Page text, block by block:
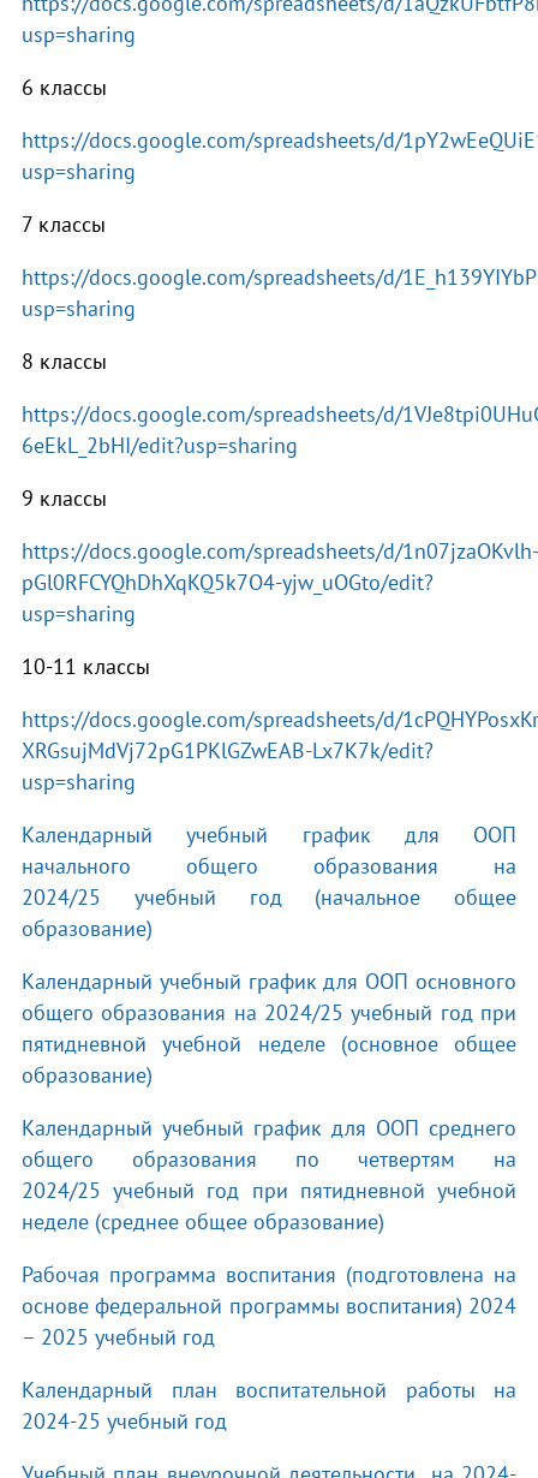
usp=sharing
6 классы
https://docs.google.com/spreadsheets/d/
usp=sharing
7 классы
https://docs.google.com/spreadsheets/d/
usp=sharing
8 классы
https://docs.google.com/spreadsheets/d/
6eEkL_2bHI/edit?usp=sharing
9 классы
https://docs.google.com/spreadsheets/d/1n07jzaOKvlh-
pGl0RFCYQhDhXqKQ5k7O4-yjw_uOGto/edit?
usp=sharing
10-11 классы
https://docs.google.com/spreadsheets/d/
XRGsujMdVj72pG1PKlGZwEAB-Lx7K7k/edit?
usp=sharing
Календарный учебный график для ООП
начального общего образования на
2024/25 учебный год (начальное общее
образование)
Календарный учебный график для ООП основного
общего образования на 2024/25 учебный год при
пятидневной учебной неделе (основное общее
образование)
Календарный учебный график для ООП среднего
общего образования по четвертям на
2024/25 учебный год при пятидневной учебной
неделе (среднее общее образование)
Рабочая программа воспитания (подготовлена на
основе федеральной программы воспитания) 2024
– 2025 учебный год
Календарный план воспитательной работы на
2024-25 учебный год